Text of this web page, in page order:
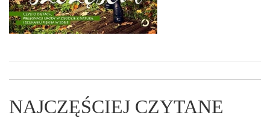
NAJCZĘŚCIEJ CZYTANE